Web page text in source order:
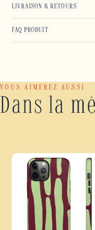
LIVRAISON & RETOURS
FAQ PRODUIT
VOUS AIMEREZ AUSSI
Dans la